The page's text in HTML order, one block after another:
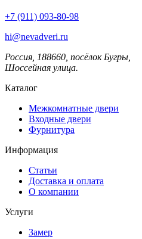
+7 (911) 093-80-98
hi@nevadveri.ru
Россия, 188660, посёлок Бугры,
Шоссейная улица.
Каталог
Межкомнатные двери
Входные двери
Фурнитура
Информация
Статьи
Доставка и оплата
О компании
Услуги
Замер